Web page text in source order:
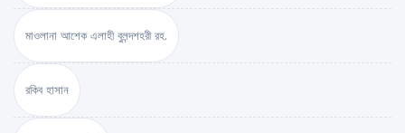
মাওলানা আশেক এলাহী বুলন্দশহরী রহ.
রকিব হাসান